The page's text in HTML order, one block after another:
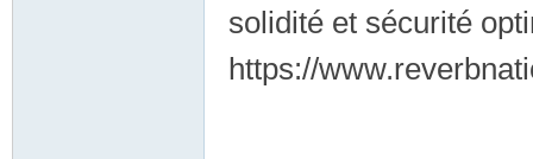
solidité et sécurité
https://